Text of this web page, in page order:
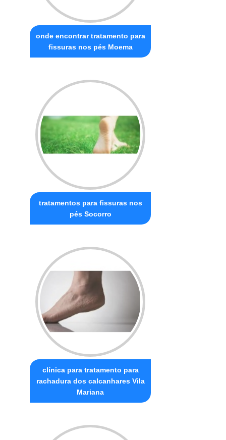
onde encontrar tratamento para
fissuras nos pés Moema
tratamentos para fissuras nos
pés Socorro
clínica para tratamento para
rachadura dos calcanhares Vila
Mariana